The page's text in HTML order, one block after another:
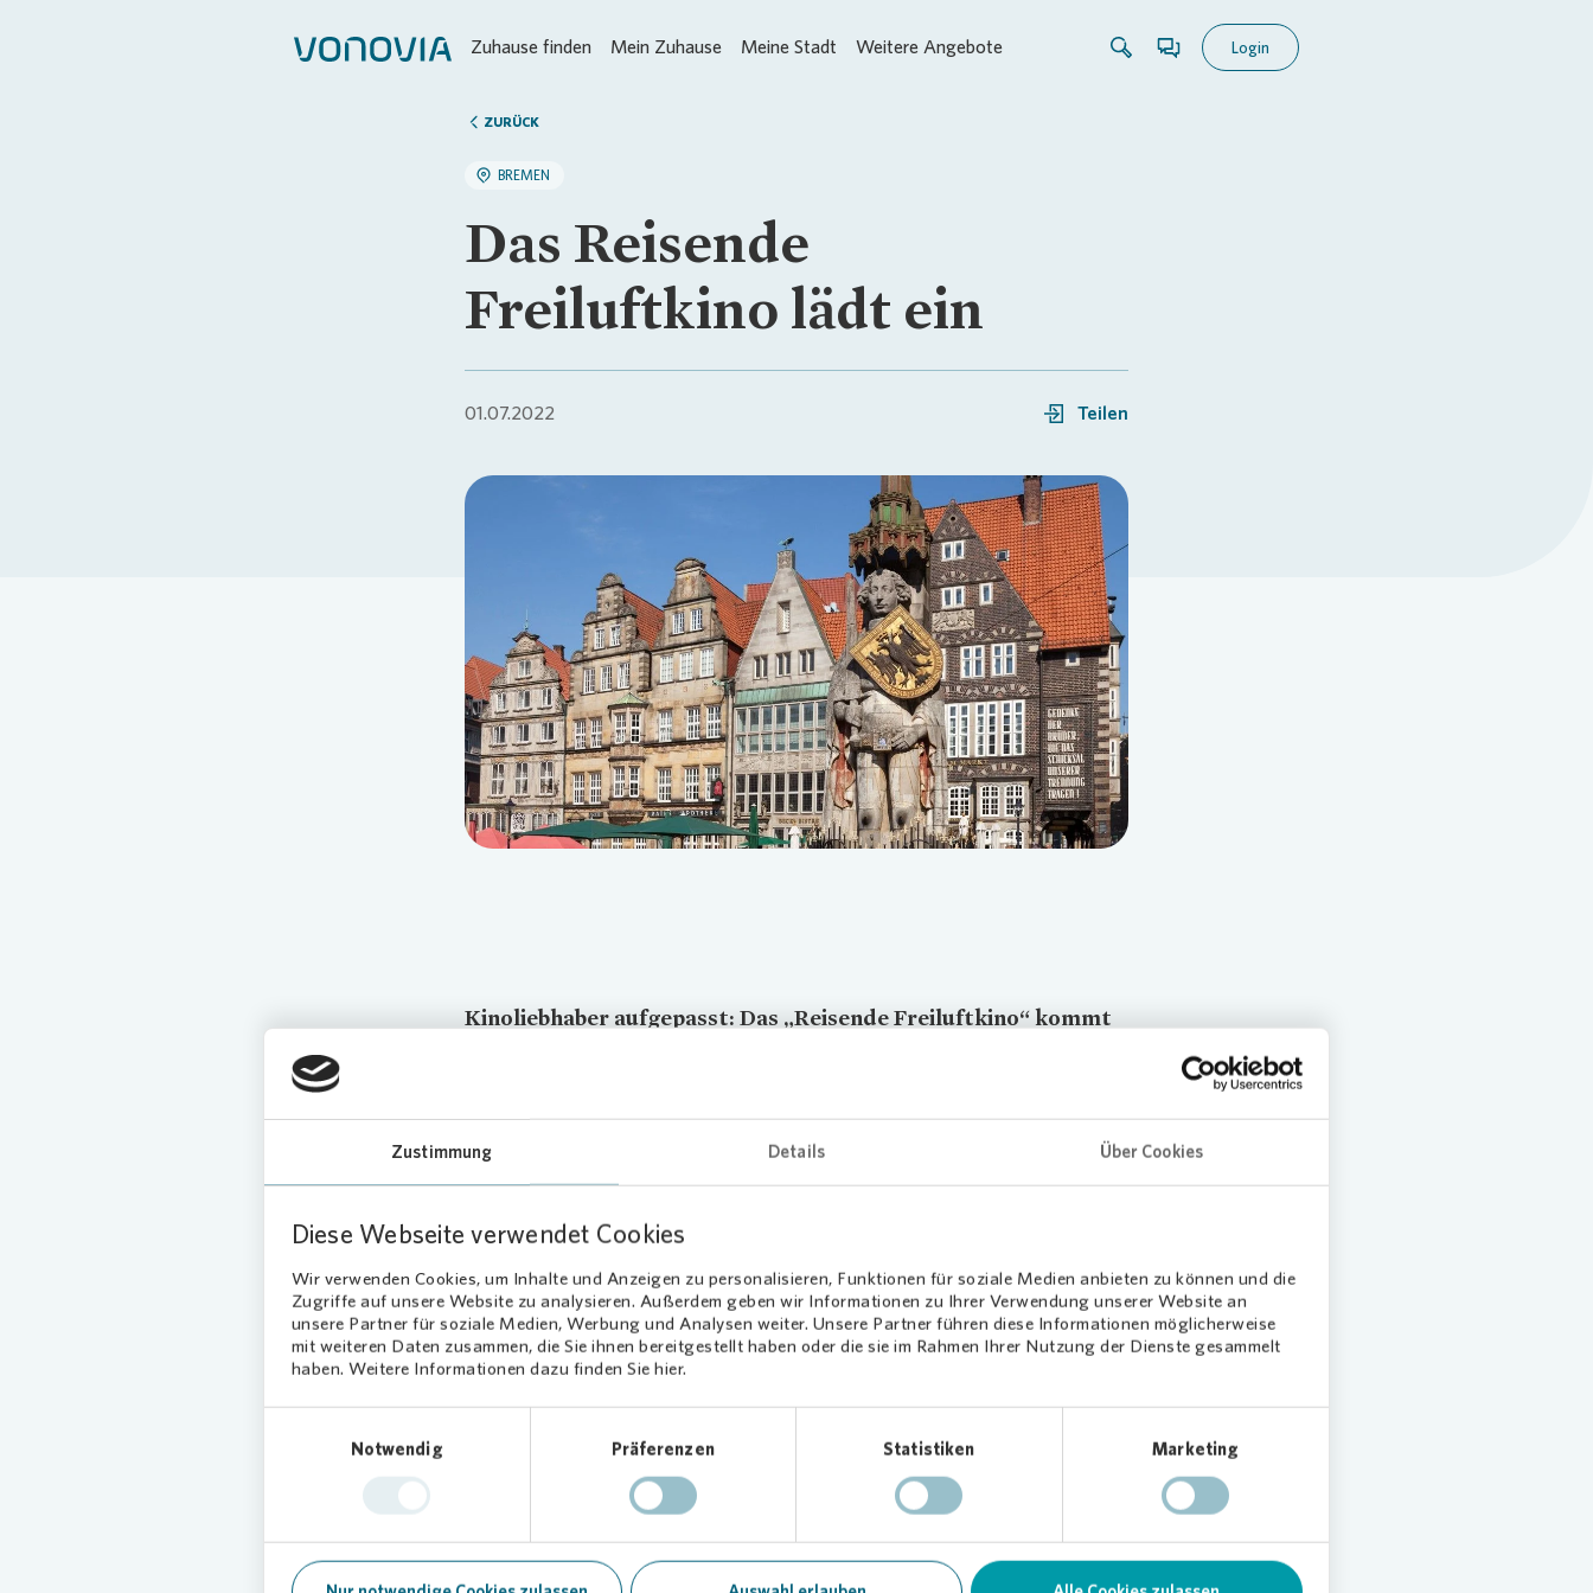
Zustimmung Details Über Cookies
Diese Webseite verwendet Cookies
Wir verwenden Cookies, um Inhalte und Anzeigen zu personalisieren, Funktionen für soziale Medien anbieten zu können und die
Zugriffe auf unsere Website zu analysieren. Außerdem geben wir Informationen zu Ihrer Verwendung unserer Website an
unsere Partner für soziale Medien, Werbung und Analysen weiter. Unsere Partner führen diese Informationen möglicherweise
mit weiteren Daten zusammen, die Sie ihnen bereitgestellt haben oder die sie im Rahmen Ihrer Nutzung der Dienste gesammelt
haben. Weitere Informationen dazu finden Sie hier.
Notwendig
Präferenzen Statistiken Marketing
Zuhause finden Mein Zuhause Meine Stadt Weitere Angebote Login
ZURÜCK
BREMEN
Das Reisende
Freiluftkino lädt ein
01.07.2022 Teilen
Loading...
Kinoliebhaber aufgepasst: Das „Reisende Freiluftkino“ kommt
Zu Besuch in Wohlers Eichen
Am 9. Juli macht das Reisende Freiluftkino Halt in Wohlers Eichen. Einlass ist ab 20
Uhr. Die gezeigten Filme erzählen Geschichten aus verschiedenen Nachbarschaften
und die Herausforderungen sowie Chancen, die das Zusammenleben der
Generationen und Kulturen mit sich bringt. Die Filme werden im Originalton mit
Mehr Infos und das Programm gibt es hier: https://reisendesfreiluftkino.de